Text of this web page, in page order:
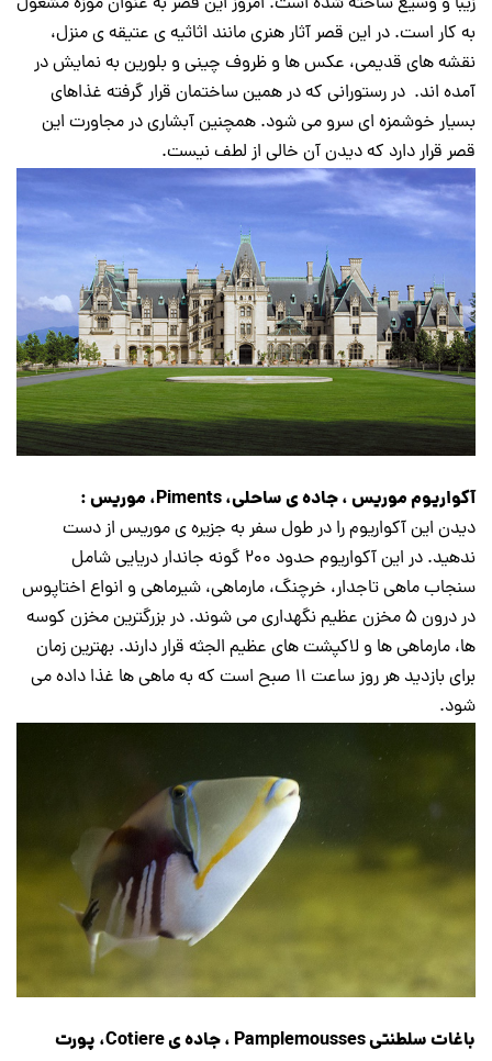
به کار است. در این قصر آثار هنری مانند اثاثیه ی عتیقه ی منزل،
نقشه های قدیمی، عکس ها و ظروف چینی و بلورین به نمایش در
آمده اند. در رستورانی که در همین ساختمان قرار گرفته غذاهای
بسیار خوشمزه ای سرو می شود. همچنین آبشاری در مجاورت این
قصر قرار دارد که دیدن آن خالی از لطف نیست.
آکواریوم موریس ، جاده ی ساحلی، Piments، موریس :
دیدن این آکواریوم را در طول سفر به جزیره ی موریس از دست
ندهید. در این آکواریوم حدود ۲۰۰ گونه جاندار دریایی شامل
سنجاب ماهی تاجدار، خرچنگ، مارماهی، شیرماهی و انواع اختاپوس
در درون ۵ مخزن عظیم نگهداری می شوند. در بزرگترین مخزن کوسه
ها، مارماهی ها و لاکپشت های عظیم الجثه قرار دارند. بهترین زمان
برای بازدید هر روز ساعت ۱۱ صبح است که به ماهی ها غذا داده می
شود.
باغات سلطنتی Pamplemousses ، جاده ی Cotiere، پورت